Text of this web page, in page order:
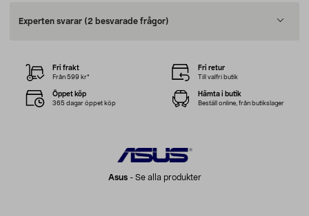
Experten svarar (2 besvarade frågor)
Asus- Se alla produkter
Fri frakt
Från 599 kr*
Fri retur
Till valfri butik
Öppet köp
365 dagar öppet köp
Hämta i butik
Beställ online, från butikslager